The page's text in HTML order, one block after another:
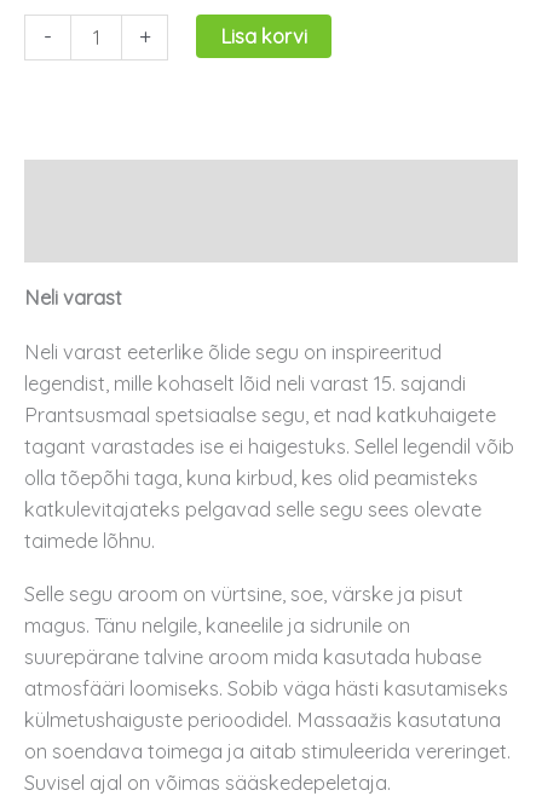
- + Lisa korvi
Neli varast
Neli varast eeterlike õlide segu on inspireeritud
legendist, mille kohaselt lõid neli varast 15. sajandi
Prantsusmaal spetsiaalse segu, et nad katkuhaigete
tagant varastades ise ei haigestuks. Sellel legendil võib
olla tõepõhi taga, kuna kirbud, kes olid peamisteks
katkulevitajateks pelgavad selle segu sees olevate
taimede lõhnu.
Selle segu aroom on vürtsine, soe, värske ja pisut
magus. Tänu nelgile, kaneelile ja sidrunile on
suurepärane talvine aroom mida kasutada hubase
atmosfääri loomiseks. Sobib väga hästi kasutamiseks
külmetushaiguste perioodidel. Massaažis kasutatuna
on soendava toimega ja aitab stimuleerida vereringet.
Suvisel ajal on võimas sääskedepeletaja.